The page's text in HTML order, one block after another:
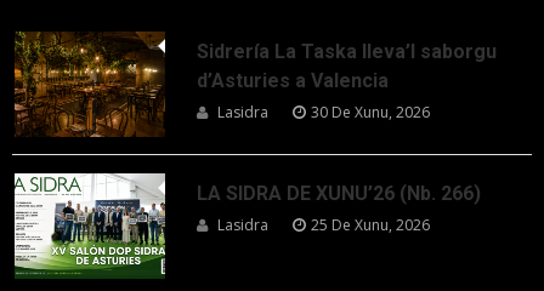
Sidrería La Taska lleva’l saborgu
d’Asturies a Valencia
Lasidra 30 De Xunu, 2026
LA SIDRA DE XUNU’26 (Nb. 266)
Lasidra 25 De Xunu, 2026